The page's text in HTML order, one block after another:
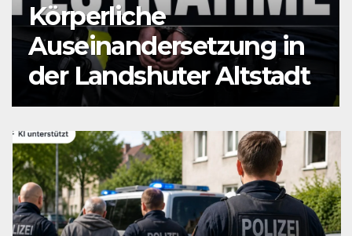
Körperliche
Auseinandersetzung in
der Landshuter Altstadt